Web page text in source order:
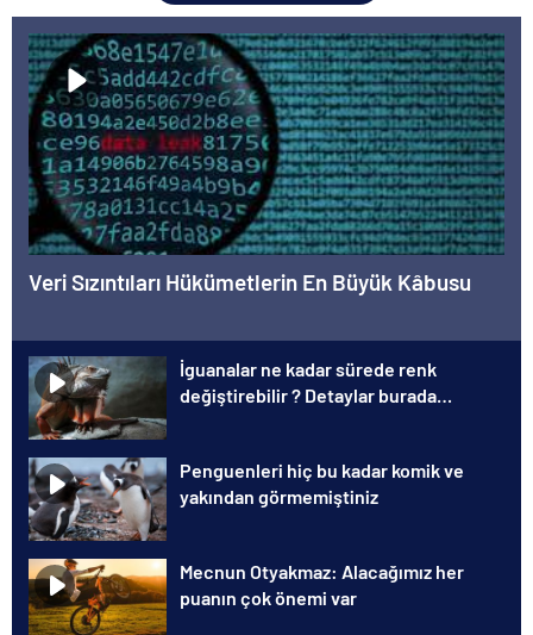
Veri Sızıntıları Hükümetlerin En Büyük Kâbusu
İguanalar ne kadar sürede renk
değiştirebilir ? Detaylar burada…
Penguenleri hiç bu kadar komik ve
yakından görmemiştiniz
Mecnun Otyakmaz: Alacağımız her
puanın çok önemi var